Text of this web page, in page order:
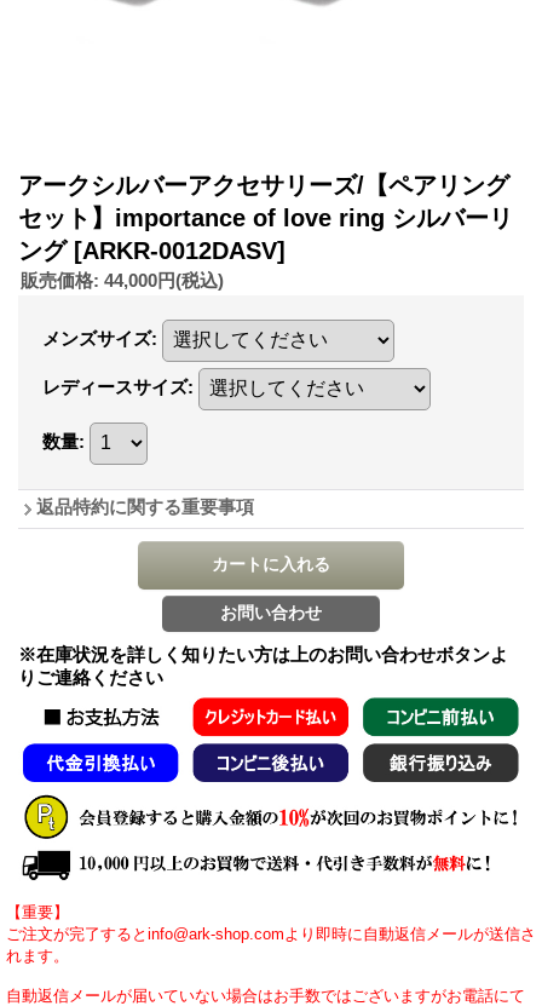
アークシルバーアクセサリーズ/【ペアリング
セット】importance of love ring シルバーリ
ング [ARKR-0012DASV]
販売価格: 44,000円(税込)
メンズサイズ:
レディースサイズ:
数量:
返品特約に関する重要事項
※在庫状況を詳しく知りたい方は上のお問い合わせボタンよ
りご連絡ください
【重要】
ご注文が完了するとinfo@ark-shop.comより即時に自動返信メールが送信さ
れます。
自動返信メールが届いていない場合はお手数ではございますがお電話にて